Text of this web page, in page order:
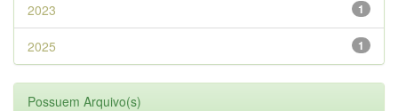
1
2023
1
2025
Possuem Arquivo(s)